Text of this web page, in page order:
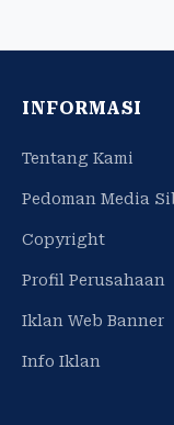
INFORMASI
Tentang Kami
Pedoman Media
Copyright
Profil Perusahaan
Iklan Web Banner
Info Iklan